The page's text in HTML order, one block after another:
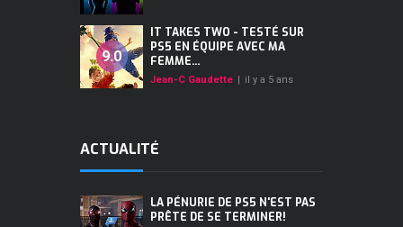
9.0
IT TAKES TWO - TESTÉ SUR
PS5 EN ÉQUIPE AVEC MA
FEMME...
Jean-C Gaudette | il y a 5 ans
ACTUALITÉ
LA PÉNURIE DE PS5 N'EST PAS
PRÊTE DE SE TERMINER!